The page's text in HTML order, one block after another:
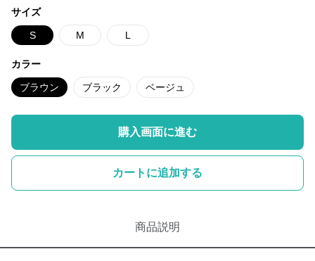
サイズ
S M L
カラー
ブラウン ブラック ベージュ
購入画面に進む
カートに追加する
商品説明